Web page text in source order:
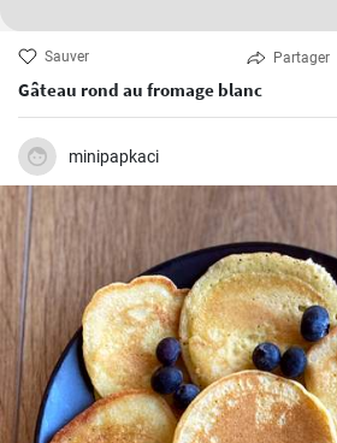
Sauver Partager
Gâteau rond au fromage blanc
minipapkaci